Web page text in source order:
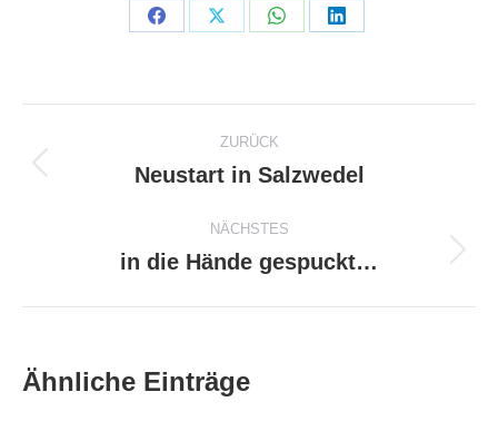
Share
Share
Share
Share
Kommentarnavigation
ZURÜCK
Vorheriger
Neustart in Salzwedel
NÄCHSTES
Nächster
in die Hände gespuckt…
Ähnliche Einträge